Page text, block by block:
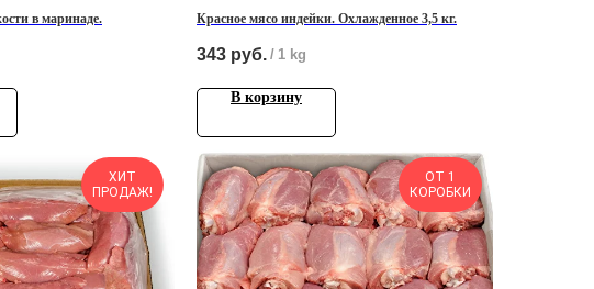
в маринаде. Красное мясо индейки. Охлажденное 3,5 кг.
343 руб. / 1 kg
В корзину
ХИТ
ПРОДАЖ!
ОТ 1
КОРОБКИ